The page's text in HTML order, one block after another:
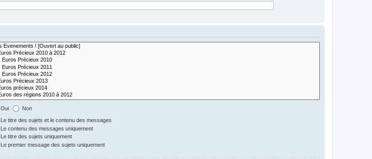
Oui Non
Le titre des sujets et le contenu des messages
Le contenu des messages uniquement
Le titre des sujets uniquement
Le premier message des sujets uniquement